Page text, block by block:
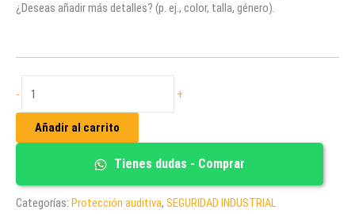
¿Deseas añadir más detalles? (p. ej., color, talla, género).
-
OIDOS
INSERCIÓN
cantidad
+
Añadir al carrito
Tienes dudas - Comprar
Categorías: Protección auditiva, SEGURIDAD INDUSTRIAL